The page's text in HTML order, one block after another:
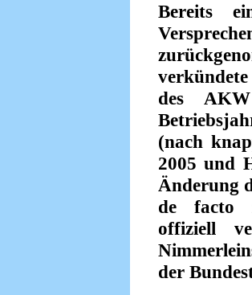
Bereits
des
(nach
2005 und
Änderung
de facto
offiziell
der